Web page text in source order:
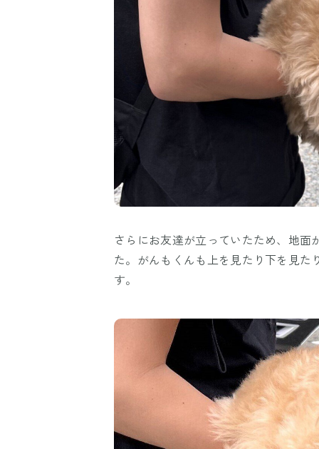
さらにお友達が立っていたため、地
た。がんもくんも上を見たり下を見
す。